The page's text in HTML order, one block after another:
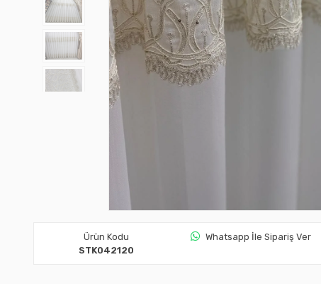
Ürün Kodu
STK042120
Whatsapp İle Sipariş Ver